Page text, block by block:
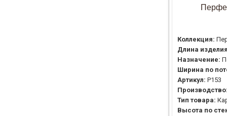
Коллекция:
Длина
Назначение:
Ширина по
Артикул: P153
Тип товара:
Высота по